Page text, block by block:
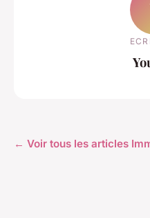
← Voir tous les articles